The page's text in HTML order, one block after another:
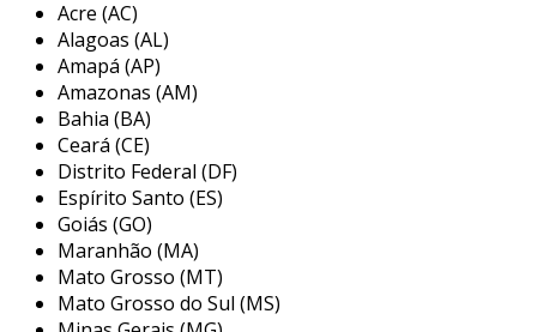
desalinhamentos angulares e axiais, o que
contribui para a durabilidade dos componentes
conectados. a linha h, em particular, oferece um
design robusto e uma capacidade de
transmissão de força considerável, tornando-o
adequado para aplicações de maior exigência.
principais aplicações do
acoplamento elástico linha h
os acoplamentos elásticos da linha h são
extremamente versáteis e podem ser utilizados
Acre (AC)
Alagoas (AL)
Amapá (AP)
Amazonas (AM)
Bahia (BA)
Ceará (CE)
Distrito Federal (DF)
Espírito Santo (ES)
Goiás (GO)
Maranhão (MA)
Mato Grosso (MT)
Mato Grosso do Sul (MS)